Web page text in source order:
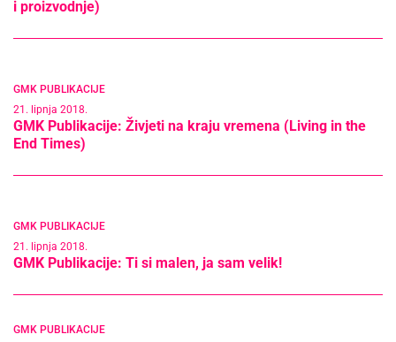
i proizvodnje)
GMK PUBLIKACIJE
21. lipnja 2018.
GMK Publikacije: Živjeti na kraju vremena (Living in the
End Times)
GMK PUBLIKACIJE
21. lipnja 2018.
GMK Publikacije: Ti si malen, ja sam velik!
GMK PUBLIKACIJE